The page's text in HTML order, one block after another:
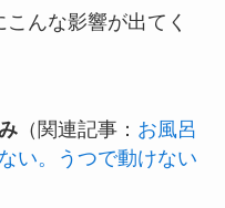
んな影響が出てく
（関連記事： お風呂
い。うつで動けない